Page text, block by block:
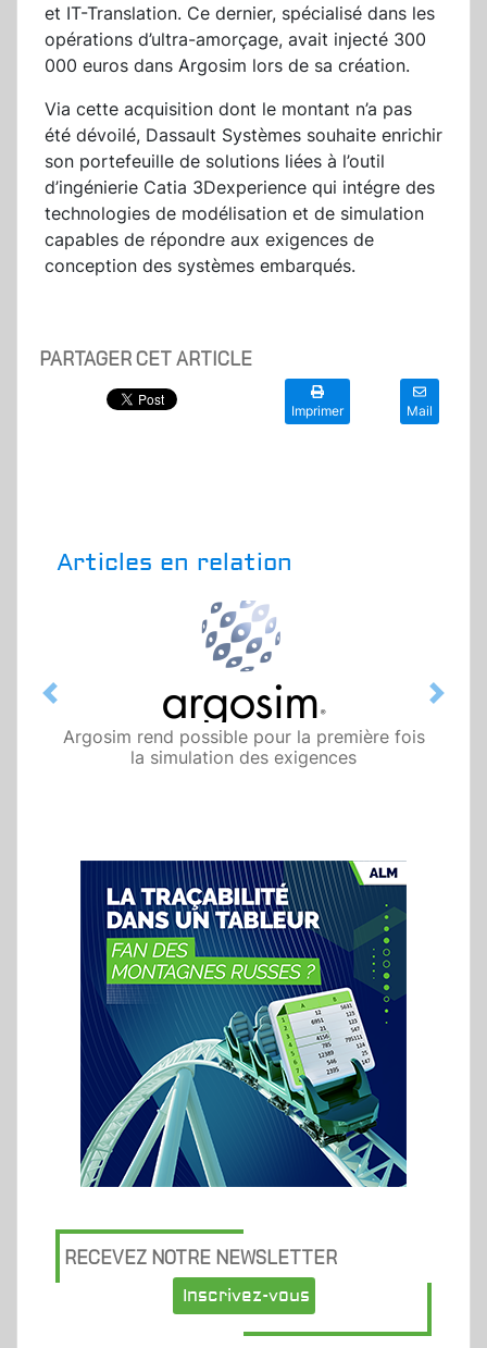
et IT-Translation. Ce dernier, spécialisé dans les
opérations d’ultra-amorçage, avait injecté 300
000 euros dans Argosim lors de sa création.
Via cette acquisition dont le montant n’a pas
été dévoilé, Dassault Systèmes souhaite enrichir
son portefeuille de solutions liées à l’outil
d’ingénierie Catia 3Dexperience qui intégre des
technologies de modélisation et de simulation
capables de répondre aux exigences de
conception des systèmes embarqués.
PARTAGER CET ARTICLE
Imprimer Mail
Articles en relation
Argosim rend possible pour la première fois
la simulation des exigences
Previous Next
RECEVEZ NOTRE NEWSLETTER
Inscrivez-vous